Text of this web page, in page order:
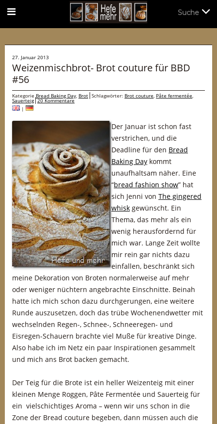
27. Januar 2013
Weizenmischbrot- Brot couture für BBD
#56
KategorieBread Baking Day, Brot Schlagwörter: Brot couture, Pâte fermentée,
Sauerteig 20 Kommentare
|
Der Januar ist schon fast
verstrichen, und die
Deadline für den Bread
Baking Day kommt
unaufhaltsam näher. Eine
“bread fashion show” hat
sich Jenni von The gingered
whisk gewünscht. Ein
Thema, das mehr als ein
wenig herausfordernd für
mich war. Lange Zeit wollte
mir rein gar nichts dazu
einfallen, beschränkt sich
meine Dekoration von Broten normalerweise auf mehr
oder weniger nüchtern angebrachte Einschnitte. Beinah
hatte ich mich schon dazu durchgerungen, eine weitere
Runde auszusetzen, doch das trübe Wochenendwetter mit
wechselnden Regen-, Schnee-, Schneeregen- und
Eisregen-Schauern brachte viel Muße für kreative Dinge.
Also habe ich im Netz ein paar Inspirationen gesammelt
und mich ans Brot backen gemacht.
Der Teig für die Brote ist ein heller Weizenteig mit einer
kleinen Menge Roggen, Pâte Fermentée und Sauerteig für
ein vielschichtiges Aroma – wenn wir uns schon in die
Zone der Bread couture begeben, dann müssen auch die
Suche
Suche